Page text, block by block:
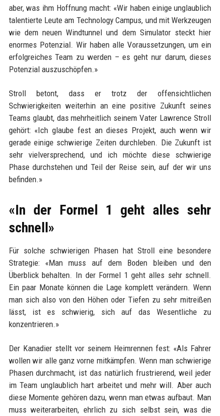
aber, was ihm Hoffnung macht: «Wir haben einige unglaublich
talentierte Leute am Technology Campus, und mit Werkzeugen
wie dem neuen Windtunnel und dem Simulator steckt hier
enormes Potenzial. Wir haben alle Voraussetzungen, um ein
erfolgreiches Team zu werden – es geht nur darum, dieses
Potenzial auszuschöpfen.»
Stroll betont, dass er trotz der offensichtlichen
Schwierigkeiten weiterhin an eine positive Zukunft seines
Teams glaubt, das mehrheitlich seinem Vater Lawrence Stroll
gehört: «Ich glaube fest an dieses Projekt, auch wenn wir
gerade einige schwierige Zeiten durchleben. Die Zukunft ist
sehr vielversprechend, und ich möchte diese schwierige
Phase durchstehen und Teil der Reise sein, auf der wir uns
befinden.»
«In der Formel 1 geht alles sehr
schnell»
Für solche schwierigen Phasen hat Stroll eine besondere
Strategie: «Man muss auf dem Boden bleiben und den
Überblick behalten. In der Formel 1 geht alles sehr schnell.
Ein paar Monate können die Lage komplett verändern. Wenn
man sich also von den Höhen oder Tiefen zu sehr mitreißen
lässt, ist es schwierig, sich auf das Wesentliche zu
konzentrieren.»
Der Kanadier stellt vor seinem Heimrennen fest: «Als Fahrer
wollen wir alle ganz vorne mitkämpfen. Wenn man schwierige
Phasen durchmacht, ist das natürlich frustrierend, weil jeder
im Team unglaublich hart arbeitet und mehr will. Aber auch
diese Momente gehören dazu, wenn man etwas aufbaut. Man
muss weiterarbeiten, ehrlich zu sich selbst sein, was die